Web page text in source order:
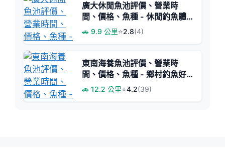
廣大休閒魚池評價、營業時
間、價格、魚種 - 休閒釣魚體
🚗 9.9 公里⭐2.8(4)
東南海養魚池評價、營業時
間、價格、魚種 - 鄉村釣魚好
去處
🚗 12.2 公里⭐4.2(39)